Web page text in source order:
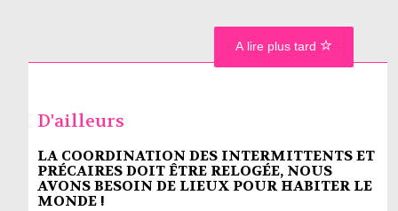
D'ailleurs
LA COORDINATION DES INTERMITTENTS ET
PRÉCAIRES DOIT ÊTRE RELOGÉE, NOUS
AVONS BESOIN DE LIEUX POUR HABITER LE
MONDE !
A lire plus tard